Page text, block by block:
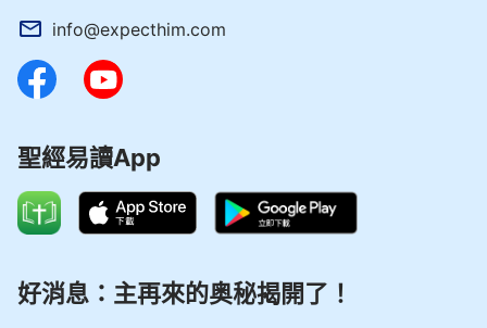
迎接主再來，如何避免走猶太人抵擋彌賽
亞之路
當我們明白了猶太人盼望彌賽亞到來，最終卻抵
世要再來，如果主再來不叫耶穌，換成別的名了，主
再來的作工不合我們的觀念時，我們會不會也像猶太
人一樣狂妄持守自己的觀念想像，不尋求考察還定罪
人抵擋彌賽亞之路呢？
info@expecthim.com
聖經易讀App
好消息：主再來的奥秘揭開了！